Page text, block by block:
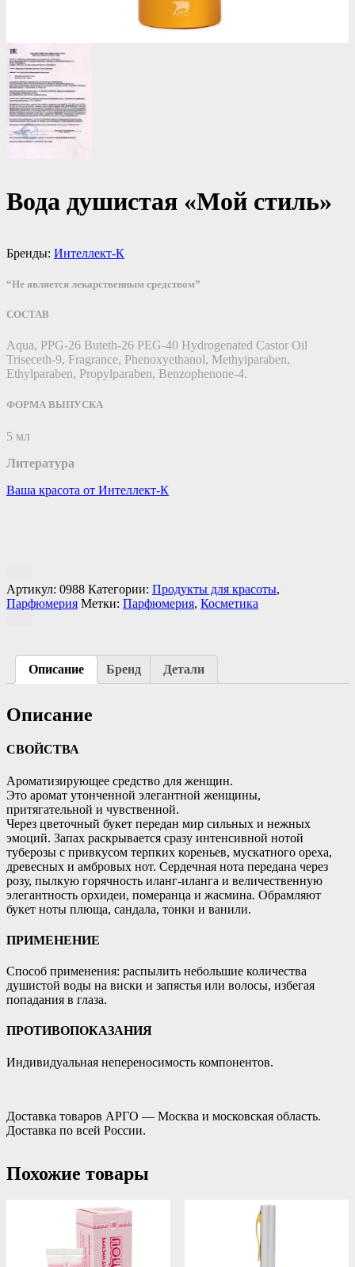
Вода душистая «Мой стиль»
Бренды: Интеллект-К
“Не является лекарственным средством”
СОСТАВ
Aqua, PPG-26 Buteth-26 PEG-40 Hydrogenated Castor Oil
Triseceth-9, Fragrance, Phenoxyethanol, Methyiparaben,
Ethylparaben, Propylparaben, Benzophenone-4.
ФОРМА ВЫПУСКА
5 мл
Литература
Ваша красота от Интеллект-К
Артикул: 0988 Категории: Продукты для красоты,
Парфюмерия Метки: Парфюмерия, Косметика
Описание Бренд Детали
Описание
СВОЙСТВА
Ароматизирующее средство для женщин.
Это аромат утонченной элегантной женщины,
притягательной и чувственной.
Через цветочный букет передан мир сильных и нежных
эмоций. Запах раскрывается сразу интенсивной нотой
туберозы с привкусом терпких кореньев, мускатного ореха,
древесных и амбровых нот. Сердечная нота передана через
розу, пылкую горячность иланг-иланга и величественную
элегантность орхидеи, померанца и жасмина. Обрамляют
букет ноты плюща, сандала, тонки и ванили.
ПРИМЕНЕНИЕ
Способ применения: распылить небольшие количества
душистой воды на виски и запястья или волосы, избегая
попадания в глаза.
ПРОТИВОПОКАЗАНИЯ
Индивидуальная непереносимость компонентов.
Доставка товаров АРГО — Москва и московская область.
Доставка по всей России.
Похожие товары